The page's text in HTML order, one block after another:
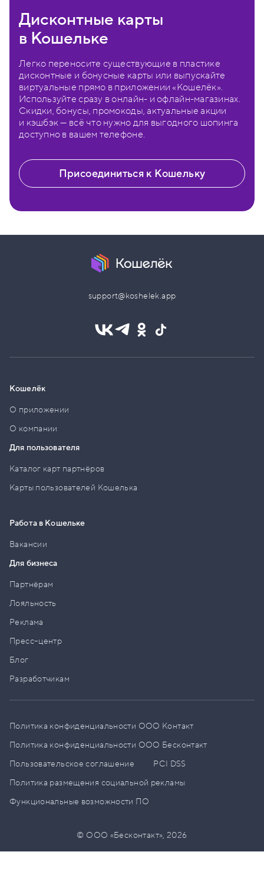
Дисконтные карты
в Кошельке
Легко переносите существующие в пластике
дисконтные и бонусные карты или выпускайте
виртуальные прямо в приложении «Кошелёк».
Используйте сразу в онлайн- и офлайн-магазинах.
Скидки, бонусы, промокоды, актуальные акции
и кэшбэк — всё что нужно для выгодного шопинга
доступно в вашем телефоне.
Присоединиться к Кошельку
support@koshelek.app
Кошелёк
О приложении
О компании
Для пользователя
Каталог карт партнёров
Карты пользователей Кошелька
Работа в Кошельке
Вакансии
Для бизнеса
Партнёрам
Лояльность
Реклама
Пресс–центр
Блог
Разработчикам
Политика конфиденциальности ООО Контакт
Политика конфиденциальности ООО Бесконтакт
Пользовательское соглашение
PCI DSS
Политика размещения социальной рекламы
Функциональные возможности ПО
© ООО «Бесконтакт»,2026